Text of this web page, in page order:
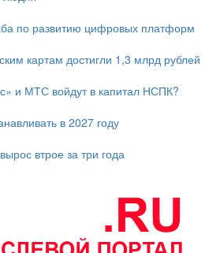
по развитию цифровых платформ
картам достигли 1,3 млрд рублей
и МТС войдут в капитал НСПК?
в 2027 году
втрое за три года